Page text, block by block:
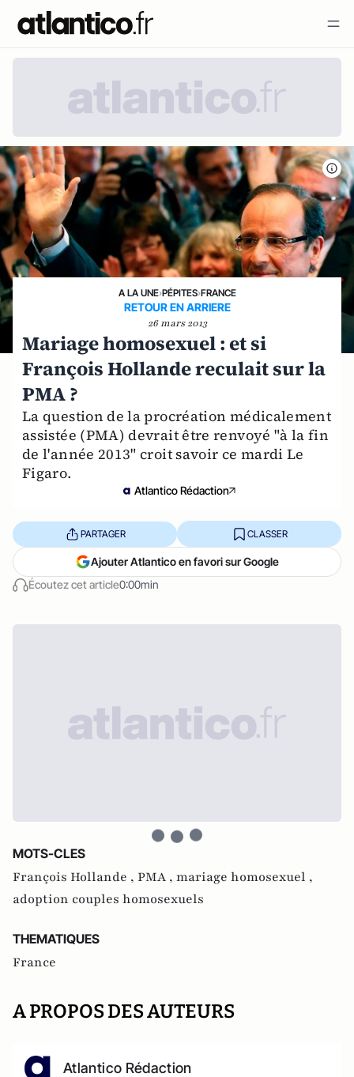
A LA UNE›PÉPITES›FRANCE
RETOUR EN ARRIERE
26 mars 2013
Mariage homosexuel : et si
François Hollande reculait sur la
PMA ?
La question de la procréation médicalement
assistée (PMA) devrait être renvoyé "à la fin
de l'année 2013" croit savoir ce mardi Le
Figaro.
Atlantico Rédaction
Écoutez cet article0:00min
PARTAGER CLASSER
Ajouter Atlantico en favori sur Google
MOTS-CLES
François Hollande , PMA , mariage homosexuel ,
adoption couples homosexuels
THEMATIQUES
France
A PROPOS DES AUTEURS
Atlantico Rédaction